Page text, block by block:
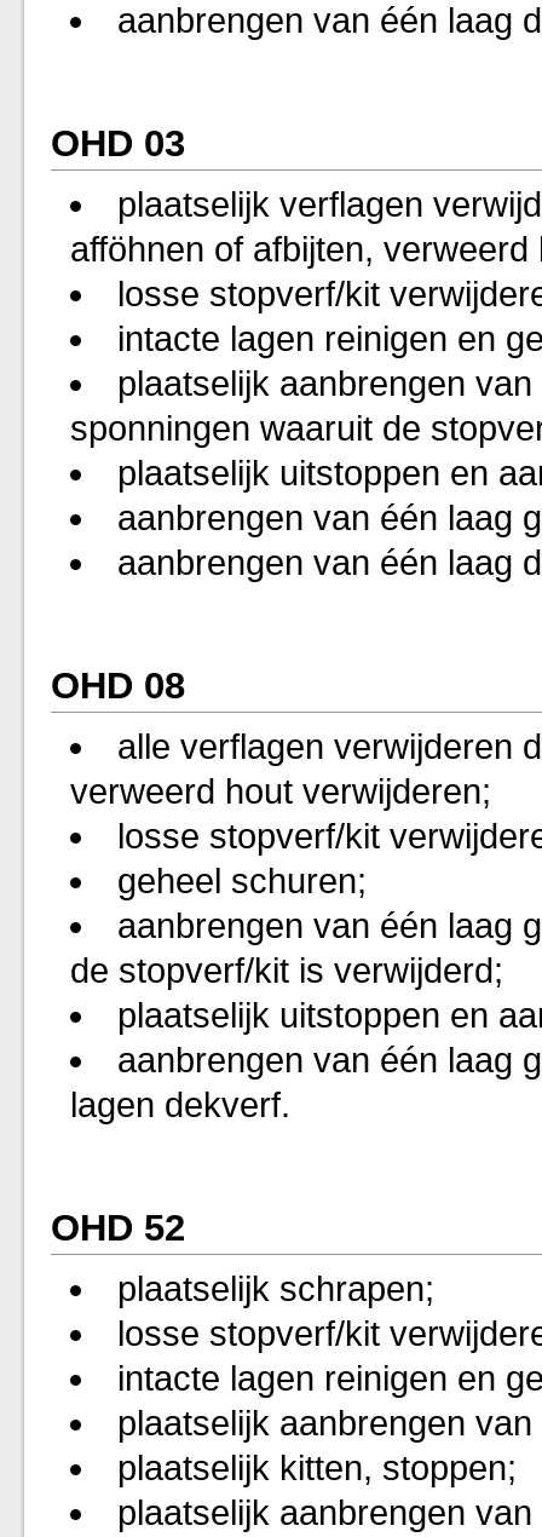
aanbrengen van één laag
OHD 03
plaatselijk verflagen
afföhnen of afbijten,
losse stopverf/kit
intacte lagen reinigen en
plaatselijk aanbrengen
sponningen waaruit de
plaatselijk uitstoppen en
aanbrengen van één laag
aanbrengen van één laag
OHD 08
alle verflagen verwijderen
verweerd hout verwijderen;
losse stopverf/kit
geheel schuren;
aanbrengen van één laag
de stopverf/kit is verwijderd;
plaatselijk uitstoppen en
aanbrengen van één laag
lagen dekverf.
OHD 52
plaatselijk schrapen;
losse stopverf/kit
intacte lagen reinigen en
plaatselijk aanbrengen
plaatselijk kitten, stoppen;
plaatselijk aanbrengen